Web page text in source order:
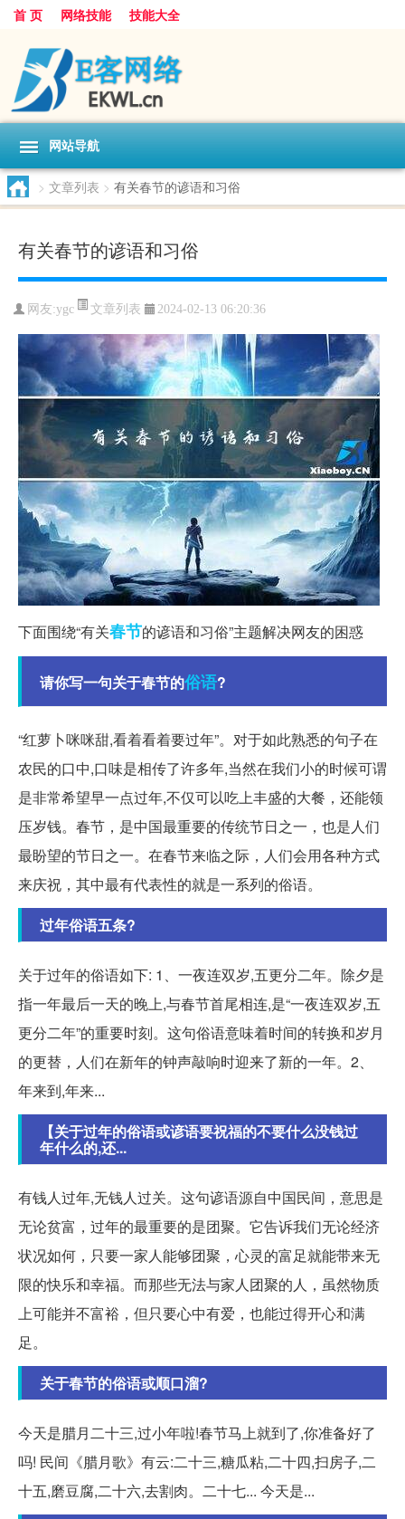
首 页 网络技能 技能大全
网站导航
> 文章列表 > 有关春节的谚语和习俗
有关春节的谚语和习俗
网友:ygc 文章列表 2024-02-13 06:20:36
下面围绕“有关春节的谚语和习俗”主题解决网友的困惑
请你写一句关于春节的俗语?
“红萝卜咪咪甜,看着看着要过年”。对于如此熟悉的句子在
农民的口中,口味是相传了许多年,当然在我们小的时候可谓
是非常希望早一点过年,不仅可以吃上丰盛的大餐，还能领
压岁钱。春节，是中国最重要的传统节日之一，也是人们
最盼望的节日之一。在春节来临之际，人们会用各种方式
来庆祝，其中最有代表性的就是一系列的俗语。
过年俗语五条?
关于过年的俗语如下: 1、一夜连双岁,五更分二年。除夕是
指一年最后一天的晚上,与春节首尾相连,是“一夜连双岁,五
更分二年”的重要时刻。这句俗语意味着时间的转换和岁月
的更替，人们在新年的钟声敲响时迎来了新的一年。2、
年来到,年来...
【关于过年的俗语或谚语要祝福的不要什么没钱过
年什么的,还...
有钱人过年,无钱人过关。这句谚语源自中国民间，意思是
无论贫富，过年的最重要的是团聚。它告诉我们无论经济
状况如何，只要一家人能够团聚，心灵的富足就能带来无
限的快乐和幸福。而那些无法与家人团聚的人，虽然物质
上可能并不富裕，但只要心中有爱，也能过得开心和满
足。
关于春节的俗语或顺口溜?
今天是腊月二十三,过小年啦!春节马上就到了,你准备好了
吗! 民间《腊月歌》有云:二十三,糖瓜粘,二十四,扫房子,二
十五,磨豆腐,二十六,去割肉。二十七... 今天是...